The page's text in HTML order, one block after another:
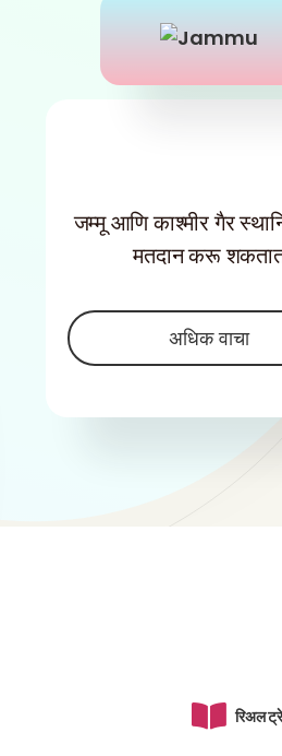
जम्मू आणि काश्मीर गैर
मतदान करू
अधिक वाचा
रिअल